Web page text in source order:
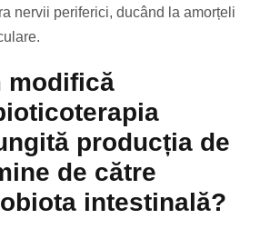
nervii periferici, ducând la amorțeli
modifică
producția de
de către
intestinală?